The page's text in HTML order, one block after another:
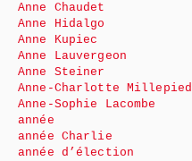
Anne Chaudet
Anne Hidalgo
Anne Kupiec
Anne Lauvergeon
Anne Steiner
Anne-Charlotte Millepied
Anne-Sophie Lacombe
année
année Charlie
année d’élection